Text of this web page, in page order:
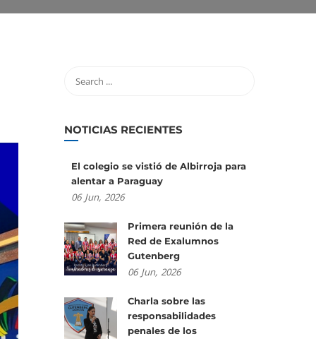
NOTICIAS RECIENTES
El colegio se vistió de Albirroja para
alentar a Paraguay
06 Jun, 2026
Primera reunión de la
Red de Exalumnos
Gutenberg
06 Jun, 2026
Charla sobre las
responsabilidades
penales de los